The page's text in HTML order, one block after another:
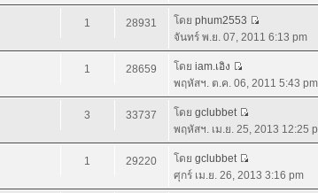
1 28931 โดย phum2553
จันทร์ พ.ย. 07, 2011 6:13 pm
1 28659 โดย iam.เอิง
พฤหัสฯ. ต.ค. 06, 2011 5:43 pm
3 33737 โดย gclubbet
พฤหัสฯ. เม.ย. 25, 2013 12:25
1 29220 โดย gclubbet
ศุกร์ เม.ย. 26, 2013 3:16 pm